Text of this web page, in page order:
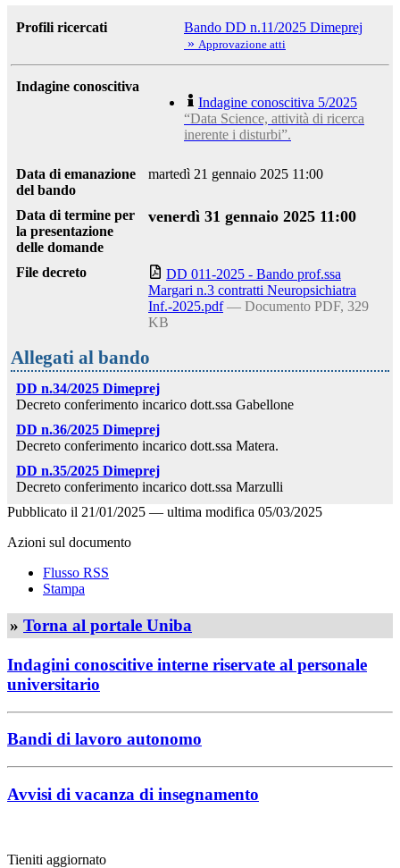
Profili ricercati
Bando DD n.11/2025 Dimeprej
» Approvazione atti
Indagine conoscitiva
Indagine conoscitiva 5/2025
“Data Science, attività di ricerca
inerente i disturbi”.
Data di emanazione
del bando
martedì 21 gennaio 2025 11:00
Data di termine per
la presentazione
delle domande
venerdì 31 gennaio 2025 11:00
File decreto
DD 011-2025 - Bando prof.ssa
Margari n.3 contratti Neuropsichiatra
Inf.-2025.pdf — Documento PDF, 329
KB
Allegati al bando
DD n.34/2025 Dimeprej
Decreto conferimento incarico dott.ssa Gabellone
DD n.36/2025 Dimeprej
Decreto conferimento incarico dott.ssa Matera.
DD n.35/2025 Dimeprej
Decreto conferimento incarico dott.ssa Marzulli
Pubblicato il 21/01/2025 — ultima modifica 05/03/2025
Azioni sul documento
Flusso RSS
Stampa
» Torna al portale Uniba
Indagini conoscitive interne riservate al personale
universitario
Bandi di lavoro autonomo
Avvisi di vacanza di insegnamento
Tieniti aggiornato